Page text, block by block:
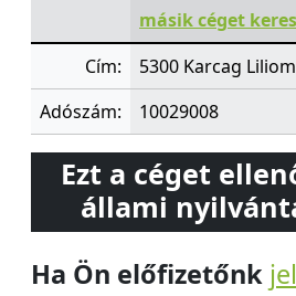
másik céget
Cím:
5300 Karcag
Adószám:
10029008
Ezt a céget
állami
Ha Ön előfizetőnk